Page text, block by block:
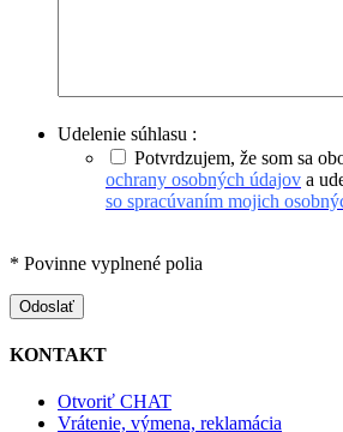
Udelenie súhlasu :
Potvrdzujem, že som sa
ochrany osobných údajov a
so spracúvaním mojich
* Povinne vyplnené polia
Odoslať
KONTAKT
Otvoriť CHAT
Vrátenie, výmena, reklamácia